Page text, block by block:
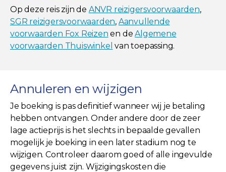
Op deze reis zijn de ANVR reizigersvoorwaarden,
SGR reizigersvoorwaarden, Aanvullende
voorwaarden Fox Reizen en deAlgemene
voorwaarden Thuiswinkel van toepassing.
Annuleren en wijzigen
Je boeking is pas definitief wanneer wij je betaling
hebben ontvangen. Onder andere door de zeer
lage actieprijs is het slechts in bepaalde gevallen
mogelijk je boeking in een later stadium nog te
wijzigen. Controleer daarom goed of alle ingevulde
gegevens juist zijn. Wijzigingskosten die